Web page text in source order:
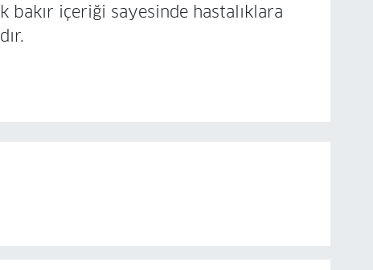
bakır içeriği sayesinde hastalıklara